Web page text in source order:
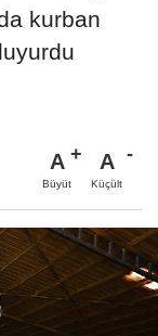
kurban
A
Büyüt
A
Küçült